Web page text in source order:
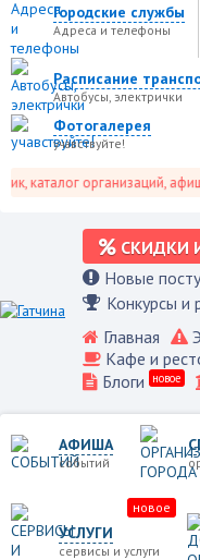
Городские службы
Адреса и телефоны
Расписание
Автобусы, электрички
Фотогалерея
учавствуйте!
каталог организаций, афиша
СКИДКИ
Новые
Конкурсы и
Главная
Кафе и
Блоги
новое
АФИША
событий
УСЛУГИ
сервисы и услуги
новое